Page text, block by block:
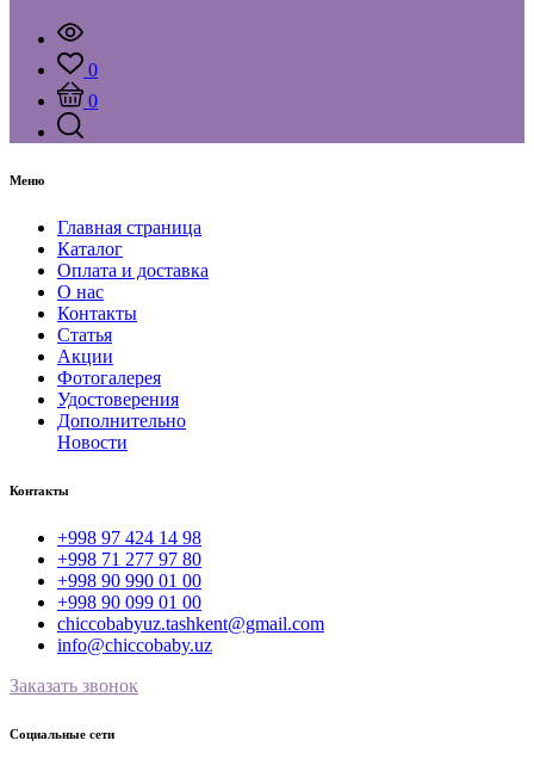
0
0
Меню
Главная страница
Каталог
Оплата и доставка
О нас
Контакты
Статья
Акции
Фотогалерея
Удостоверения
Дополнительно
Новости
Контакты
+998 97 424 14 98
+998 71 277 97 80
+998 90 990 01 00
+998 90 099 01 00
chiccobabyuz.tashkent@gmail.com
info@chiccobaby.uz
Заказать звонок
Социальные сети